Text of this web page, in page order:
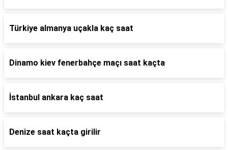
Türkiye almanya uçakla kaç saat
Dinamo kiev fenerbahçe maçı saat kaçta
İstanbul ankara kaç saat
Denize saat kaçta girilir